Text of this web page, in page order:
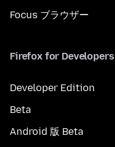
Focus ブラウザー
Firefox for Developers
Developer Edition
Beta
Android 版 Beta